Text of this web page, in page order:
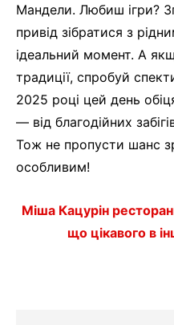
Мандели. Любиш ігри?
привід зібратися з
ідеальний момент. А
традиції, спробуй
2025 році цей день
— від благодійних
Тож не пропусти шанс
особливим!
Міша Кацурін
що цікавого в